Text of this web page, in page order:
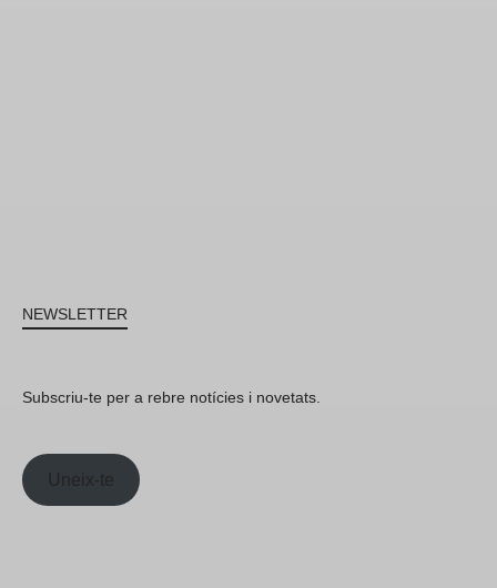
NEWSLETTER
Subscriu-te per a rebre notícies i novetats.
Uneix-te